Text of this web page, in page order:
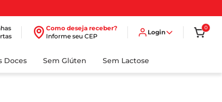
Como deseja receber?
Informe seu CEP
Login
0
Doces Sem Glúten Sem Lactose